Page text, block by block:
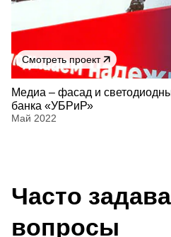
Смотреть проект
Медиа – фасад и
банка «УБРиР»
Май 2022
Часто
вопросы